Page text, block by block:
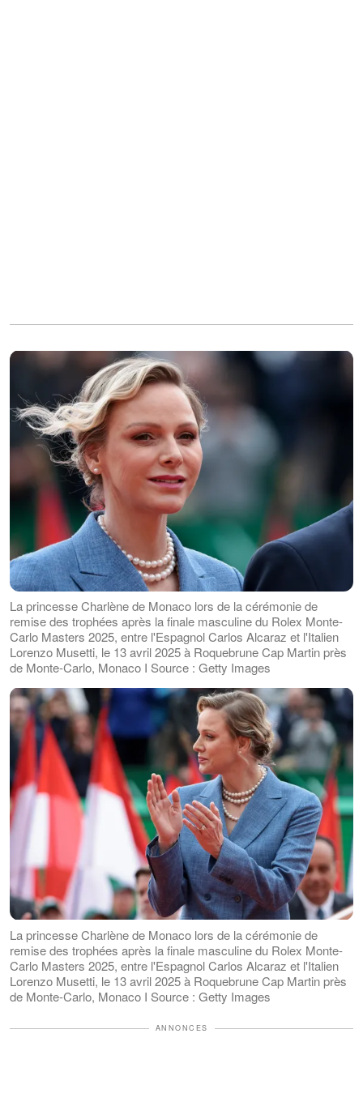
La princesse Charlène de Monaco lors de la cérémonie de
remise des trophées après la finale masculine du Rolex Monte-
Carlo Masters 2025, entre l'Espagnol Carlos Alcaraz et l'Italien
Lorenzo Musetti, le 13 avril 2025 à Roquebrune Cap Martin près
de Monte-Carlo, Monaco I Source : Getty Images
La princesse Charlène de Monaco lors de la cérémonie de
remise des trophées après la finale masculine du Rolex Monte-
Carlo Masters 2025, entre l'Espagnol Carlos Alcaraz et l'Italien
Lorenzo Musetti, le 13 avril 2025 à Roquebrune Cap Martin près
de Monte-Carlo, Monaco I Source : Getty Images
ANNONCES